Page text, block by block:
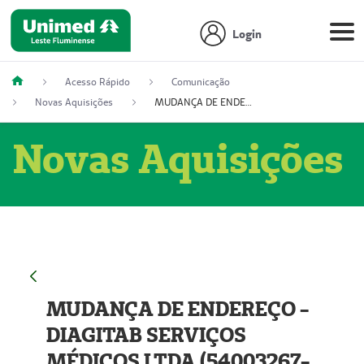
Login
Acesso Rápido
Comunicação
Novas Aquisições
MUDANÇA DE ENDEREÇO - DIAGITAB SERVIÇOS MÉDICOS LTDA (54003267-5)
Novas Aquisições
MUDANÇA DE ENDEREÇO -
DIAGITAB SERVIÇOS